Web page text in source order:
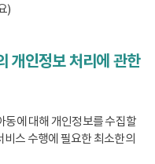
)
개인정보 처리에 관한
에 대해 개인정보를 수집할
스 수행에 필요한 최소한의